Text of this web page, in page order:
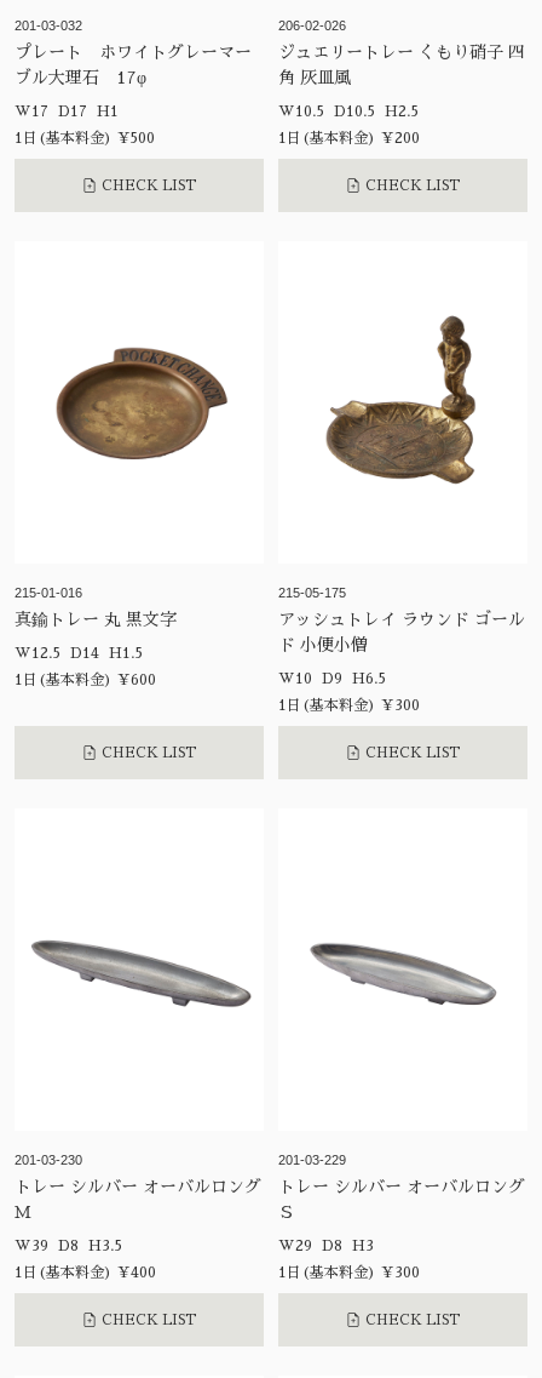
201-03-032
プレート ホワイトグレーマー
ブル大理石 17φ
W17 D17 H1
1日(基本料金) ¥500
CHECK LIST
206-02-026
ジュエリートレー くもり硝子 四
角 灰皿風
W10.5 D10.5 H2.5
1日(基本料金) ¥200
CHECK LIST
215-01-016
真鍮トレー 丸 黒文字
W12.5 D14 H1.5
1日(基本料金) ¥600
CHECK LIST
215-05-175
アッシュトレイ ラウンド ゴール
ド 小便小僧
W10 D9 H6.5
1日(基本料金) ¥300
CHECK LIST
201-03-230
トレー シルバー オーバルロング
Ｍ
W39 D8 H3.5
1日(基本料金) ¥400
CHECK LIST
201-03-229
トレー シルバー オーバルロング
Ｓ
W29 D8 H3
1日(基本料金) ¥300
CHECK LIST